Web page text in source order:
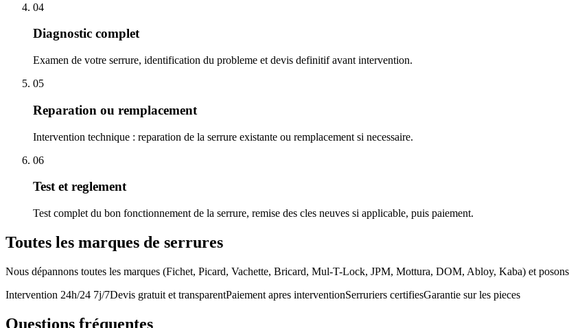
04
Diagnostic complet
Examen de votre serrure, identification du probleme et devis definitif avant intervention.
05
Reparation ou remplacement
Intervention technique : reparation de la serrure existante ou remplacement si necessaire.
06
Test et reglement
Test complet du bon fonctionnement de la serrure, remise des cles neuves si applicable, puis paiement.
Toutes les marques de serrures
Nous dépannons toutes les marques (Fichet, Picard, Vachette, Bricard, Mul-T-Lock, JPM, Mottura, DOM, Abloy, Kaba) et posons
Intervention 24h/24 7j/7Devis gratuit et transparentPaiement apres interventionSerruriers certifiesGarantie sur les pieces
Questions fréquentes